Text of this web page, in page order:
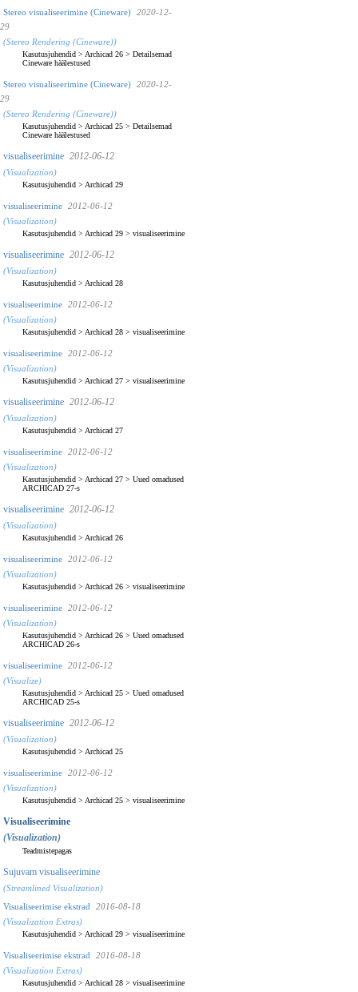
Stereo visualiseerimine (Cineware)
2020-12-
29
(Stereo Rendering (Cineware))
Kasutusjuhendid > Archicad 26 > Detailsemad
Cineware häälestused
Stereo visualiseerimine (Cineware)
2020-12-
29
(Stereo Rendering (Cineware))
Kasutusjuhendid > Archicad 25 > Detailsemad
Cineware häälestused
visualiseerimine 2012-06-12
(Visualization)
Kasutusjuhendid > Archicad 29
visualiseerimine
2012-06-12
(Visualization)
Kasutusjuhendid > Archicad 29 > visualiseerimine
visualiseerimine 2012-06-12
(Visualization)
Kasutusjuhendid > Archicad 28
visualiseerimine
2012-06-12
(Visualization)
Kasutusjuhendid > Archicad 28 > visualiseerimine
visualiseerimine
2012-06-12
(Visualization)
Kasutusjuhendid > Archicad 27 > visualiseerimine
visualiseerimine 2012-06-12
(Visualization)
Kasutusjuhendid > Archicad 27
visualiseerimine
2012-06-12
(Visualization)
Kasutusjuhendid > Archicad 27 > Uued omadused
ARCHICAD 27-s
visualiseerimine 2012-06-12
(Visualization)
Kasutusjuhendid > Archicad 26
visualiseerimine
2012-06-12
(Visualization)
Kasutusjuhendid > Archicad 26 > visualiseerimine
visualiseerimine
2012-06-12
(Visualization)
Kasutusjuhendid > Archicad 26 > Uued omadused
ARCHICAD 26-s
visualiseerimine
2012-06-12
(Visualize)
Kasutusjuhendid > Archicad 25 > Uued omadused
ARCHICAD 25-s
visualiseerimine 2012-06-12
(Visualization)
Kasutusjuhendid > Archicad 25
visualiseerimine
2012-06-12
(Visualization)
Kasutusjuhendid > Archicad 25 > visualiseerimine
Visualiseerimine
(Visualization)
Teadmistepagas
Sujuvam visualiseerimine
(Streamlined Visualization)
Visualiseerimise ekstrad
2016-08-18
(Visualization Extras)
Kasutusjuhendid > Archicad 29 > visualiseerimine
Visualiseerimise ekstrad
2016-08-18
(Visualization Extras)
Kasutusjuhendid > Archicad 28 > visualiseerimine